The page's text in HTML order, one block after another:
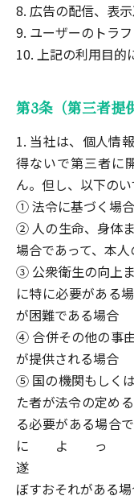
8. 広告の配信、表
9. ユーザーのトラ
10. 上記の利用目的
第3条（第三者提
1. 当社は、個人情
得ないで第三者に
ん。但し、以下の
① 法令に基づく場合
② 人の生命、身体
場合であって、本
③ 公衆衛生の向上
に特に必要がある
が困難である場合
④ 合併その他の事
が提供される場合
⑤ 国の機関もしく
た者が法令の定め
る必要がある場合
によっ
遂 行
ぼすおそれがある